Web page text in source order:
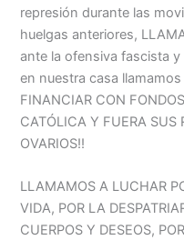
represión durante las
huelgas anteriores,
ante la ofensiva fascista
en nuestra casa
FINANCIAR CON
CATÓLICA Y FUERA SUS
OVARIOS!!
LLAMAMOS A LUCHAR
VIDA, POR LA
CUERPOS Y DESEOS,